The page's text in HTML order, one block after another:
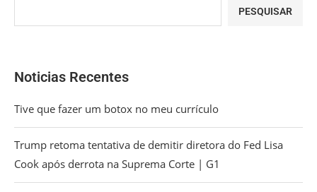
PESQUISAR
Noticias Recentes
Tive que fazer um botox no meu currículo
Trump retoma tentativa de demitir diretora do Fed Lisa
Cook após derrota na Suprema Corte | G1